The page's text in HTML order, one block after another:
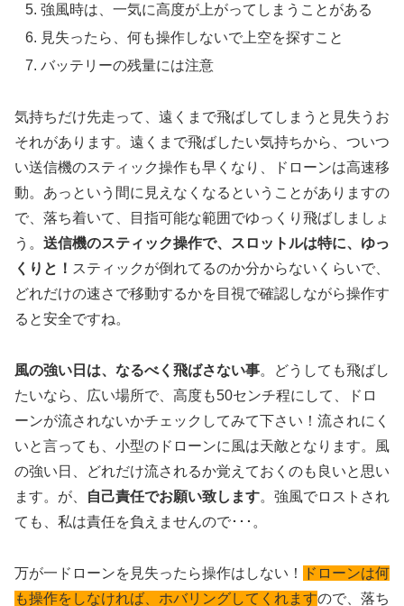
強風時は、一気に高度が上がってしまうことがある
見失ったら、何も操作しないで上空を探すこと
バッテリーの残量には注意
気持ちだけ先走って、遠くまで飛ばしてしまうと見失うお
それがあります。遠くまで飛ばしたい気持ちから、ついつ
い送信機のスティック操作も早くなり、ドローンは高速移
動。あっという間に見えなくなるということがありますの
で、落ち着いて、目指可能な範囲でゆっくり飛ばしましょ
う。 送信機のスティック操作で、スロットルは特に、ゆっ
くりと！ スティックが倒れてるのか分からないくらいで、
どれだけの速さで移動するかを目視で確認しながら操作す
ると安全ですね。
風の強い日は、なるべく飛ばさない事。どうしても飛ばし
たいなら、広い場所で、高度も50センチ程にして、ドロ
ーンが流されないかチェックしてみて下さい！流されにく
いと言っても、小型のドローンに風は天敵となります。風
の強い日、どれだけ流されるか覚えておくのも良いと思い
ます。が、
自己責任でお願い致します。強風でロストされ
ても、私は責任を負えませんので･･･。
万が一ドローンを見失ったら操作はしない！
ドローンは何
も操作をしなければ、ホバリングしてくれますので、落ち